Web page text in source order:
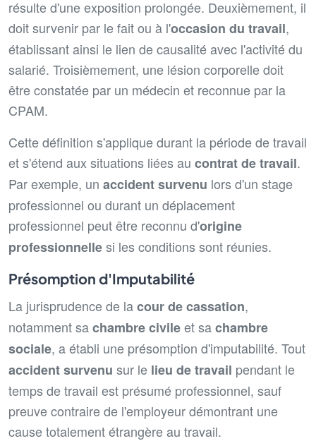
résulte d'une exposition prolongée. Deuxièmement, il
doit survenir par le fait ou à l'occasion du travail,
établissant ainsi le lien de causalité avec l'activité du
salarié. Troisièmement, une lésion corporelle doit
être constatée par un médecin et reconnue par la
CPAM.
Cette définition s'applique durant la période de travail
et s'étend aux situations liées au contrat de travail.
Par exemple, un accident survenu lors d'un stage
professionnel ou durant un déplacement
professionnel peut être reconnu d'origine
professionnellesi les conditions sont réunies.
Présomption d'Imputabilité
La jurisprudence de lacour de cassation,
notamment sachambre civileet sachambre
sociale, a établi une présomption d'imputabilité. Tout
accident survenu sur le lieu de travail pendant le
temps de travail est présumé professionnel, sauf
preuve contraire de l'employeur démontrant une
cause totalement étrangère au travail.